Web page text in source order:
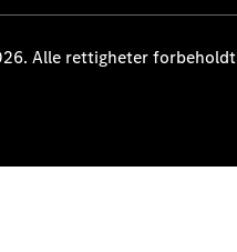
Alle rettigheter forbeholdt